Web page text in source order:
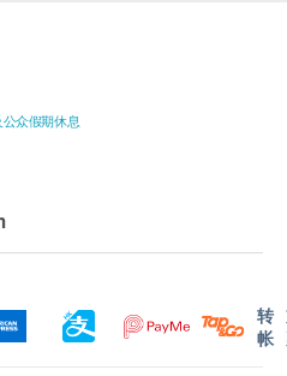
未能提供任何订
health.ESDlife有权拒绝接
前透过电话或电邮通知顾
括滤芯、配件）
，恕无法办理退货。
以上，需安装减压阀（基
之费用）
经加热后挥发掉及杀菌，
活性碳去除水中氯，高密度
菌，所以，水是不需要煮
可延长更换滤芯的时间？
命，依时间或流量计算。
它的可过滤公升数，建议
众假期休息
转
帐